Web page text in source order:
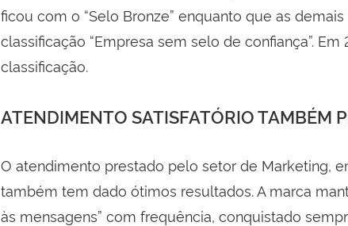
ficou com o “Selo Bronze” enquanto que as
classificação “Empresa sem selo de confiança”.
classificação.
ATENDIMENTO SATISFATÓRIO TAMBÉM
O atendimento prestado pelo setor de Marketing,
também tem dado ótimos resultados. A marca
às mensagens” com frequência, conquistado